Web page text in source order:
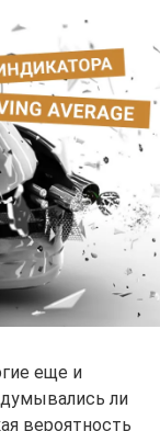
еще и
ли
вероятность